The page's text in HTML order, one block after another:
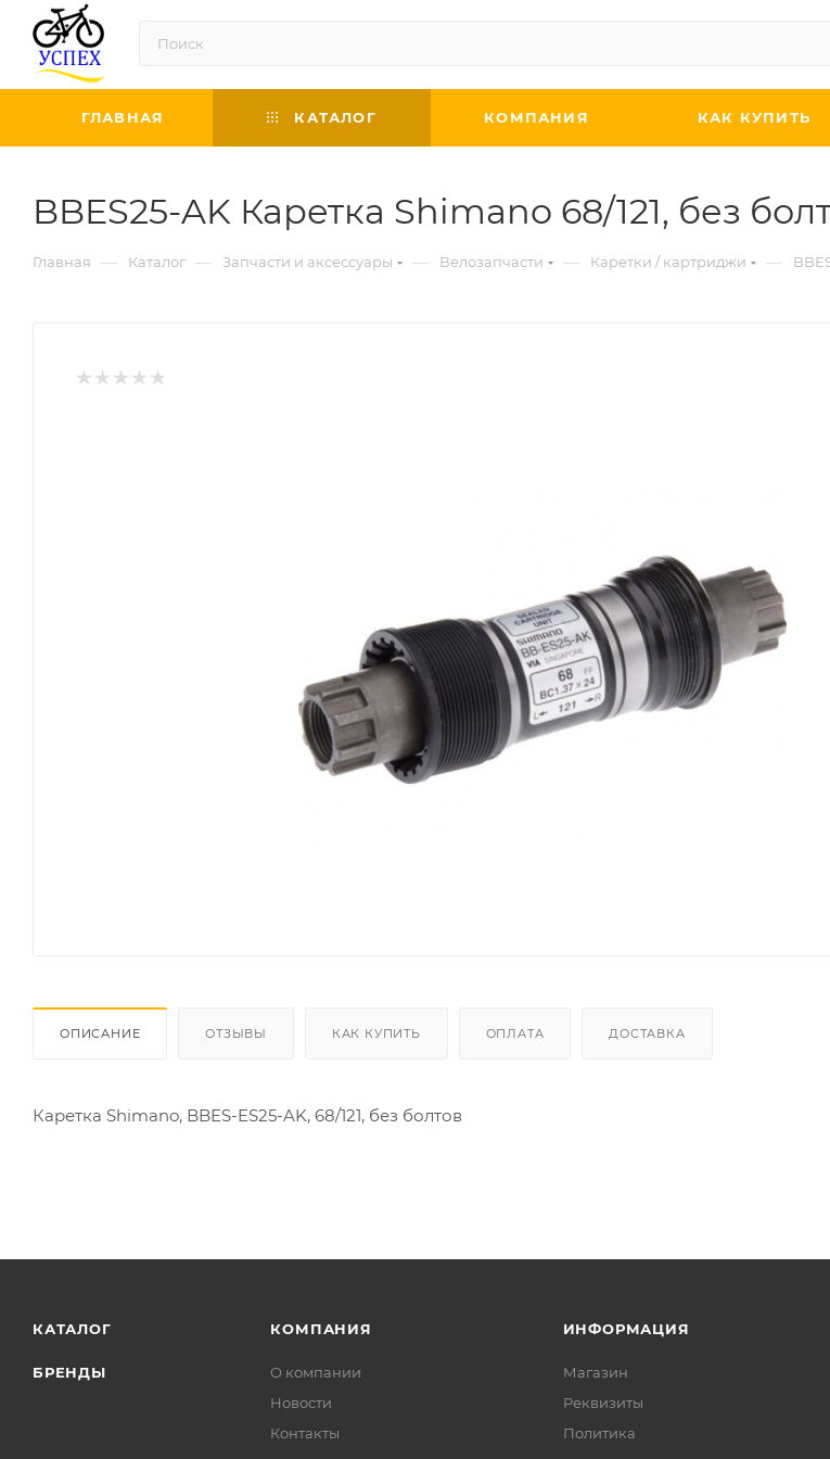
ГЛАВНАЯ КАТАЛОГ КОМПАНИЯ КАК КУПИТЬ
BBES25-AK Каретка Shimano 68/121, без
Главная — Каталог — Запчасти и аксессуары — Велозапчасти — Каретки / картриджи —
ОПИСАНИЕ ОТЗЫВЫ КАК КУПИТЬ ОПЛАТА ДОСТАВКА
Каретка Shimano, BBES-ES25-AK, 68/121, без болтов
КАТАЛОГ
БРЕНДЫ
КОМПАНИЯ
О компании
Новости
Контакты
ИНФОРМАЦИЯ
Магазин
Реквизиты
Политика